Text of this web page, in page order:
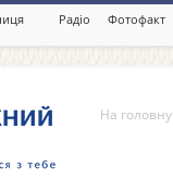
Радіо Фотофакт
На головну